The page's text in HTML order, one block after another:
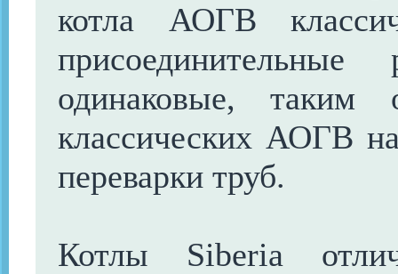
котла АОГВ
одинаковые, таким
классических АОГВ
переварки труб.
Котлы Siberia